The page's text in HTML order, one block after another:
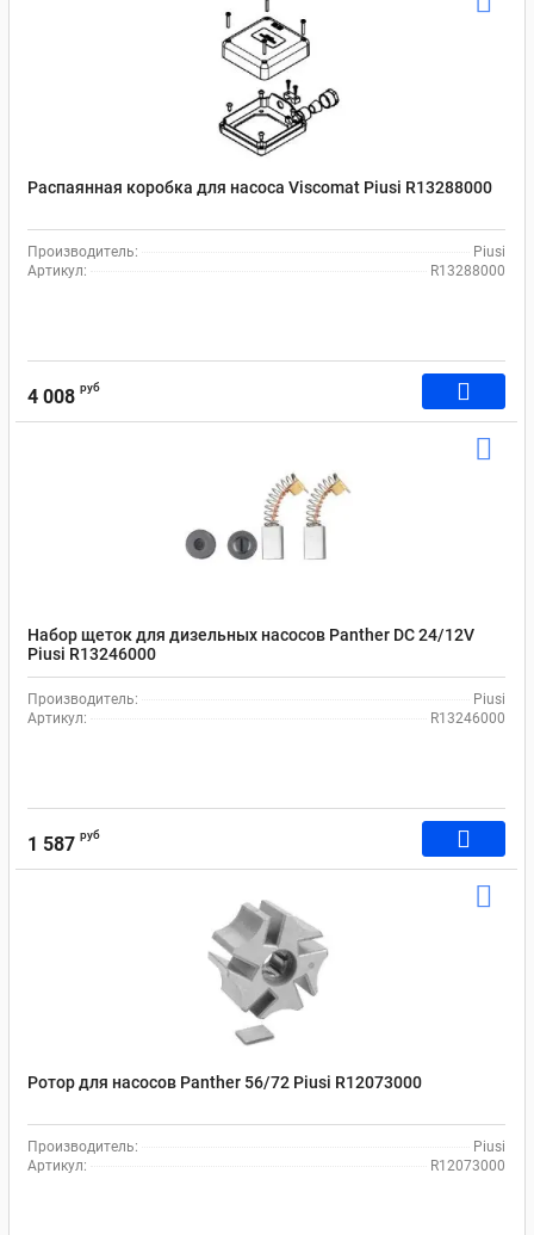
Распаянная коробка для насоса Viscomat Рiusi R13288000
Производитель:
Piusi
Артикул:
R13288000
4 008 руб
Набор щеток для дизельных насосов Panther DC 24/12V
Piusi R13246000
Производитель:
Piusi
Артикул:
R13246000
1 587 руб
Ротор для насосов Panther 56/72 Рiusi R12073000
Производитель:
Piusi
Артикул:
R12073000